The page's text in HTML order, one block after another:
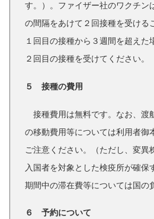
す。）。ファイザー社のワクチン
の間隔をあけて２回接種を受ける
１回目の接種から３週間を超えた
２回目の接種を受けてください。
５ 接種の費用
接種費用は無料です。なお、渡
の移動費用等については利用者御
ご注意ください。（ただし、変異
入国者を対象とした検疫所が確保
期間中の滞在費等については国の
６ 予約について